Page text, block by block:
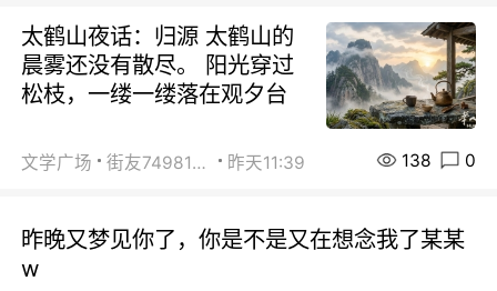
太鹤山夜话：归源 太鹤山的
晨雾还没有散尽。 阳光穿过
松枝，一缕一缕落在观夕台
文学广场 街友74981146 昨天11:39 138 0
昨晚又梦见你了，你是不是又在想念我了某某
w